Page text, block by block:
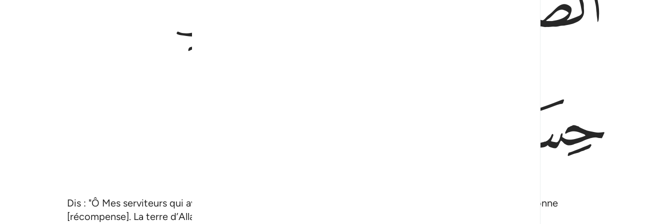
ﳦ
Dis : "Ô Mes serviteurs qui avez cru ! Craignez votre Seigneur." Ceux qui ici-bas font le bien, auront une bonne
[récompense]. La terre d’Allah est vaste et les endurants auront leur pleine récompense sans compter.